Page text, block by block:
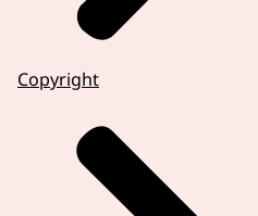
Copyright